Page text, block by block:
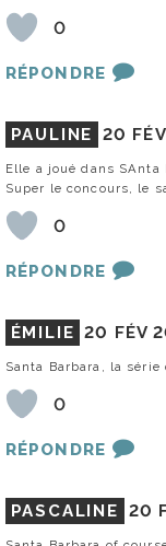
0
RÉPONDRE
PAULINE 20
Elle a joué dans SAnta
Super le concours, le
0
RÉPONDRE
ÉMILIE 20 FÉV
Santa Barbara, la
0
RÉPONDRE
PASCALINE 20